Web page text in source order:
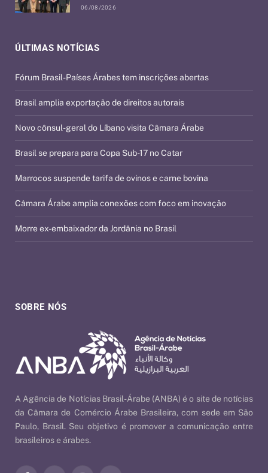
SOBRE NÓS
A Agência de Notícias Brasil-Árabe (ANBA) é o site de notícias
da Câmara de Comércio Árabe Brasileira, com sede em São
Paulo, Brasil. Seu objetivo é promover a comunicação entre
brasileiros e árabes.
ÚLTIMAS NOTÍCIAS
Fórum Brasil-Países Árabes tem inscrições abertas
Brasil amplia exportação de direitos autorais
Novo cônsul-geral do Líbano visita Câmara Árabe
Brasil se prepara para Copa Sub-17 no Catar
Marrocos suspende tarifa de ovinos e carne bovina
Câmara Árabe amplia conexões com foco em inovação
Morre ex-embaixador da Jordânia no Brasil
06/08/2026